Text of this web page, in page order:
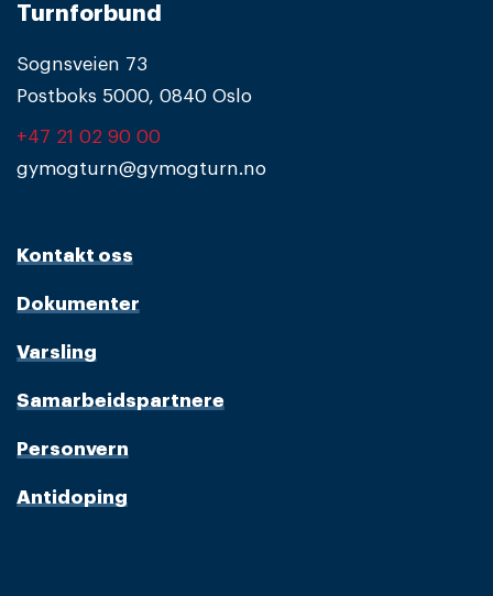
Turnforbund
Sognsveien 73
Postboks 5000, 0840 Oslo
+47 21 02 90 00
gymogturn@gymogturn.no
Kontakt oss
Dokumenter
Varsling
Samarbeidspartnere
Personvern
Antidoping